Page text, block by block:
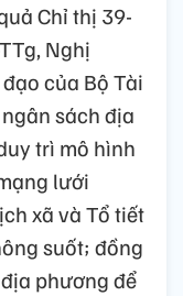
Chỉ thị 39-
Nghị
của Bộ Tài
sách địa
trì mô hình
lưới
xã và Tổ tiết
suốt; đồng
phương để